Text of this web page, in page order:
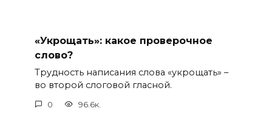
«Укрощать»: какое проверочное
слово?
Трудность написания слова «укрощать» –
во второй слоговой гласной.
0 96.6к.